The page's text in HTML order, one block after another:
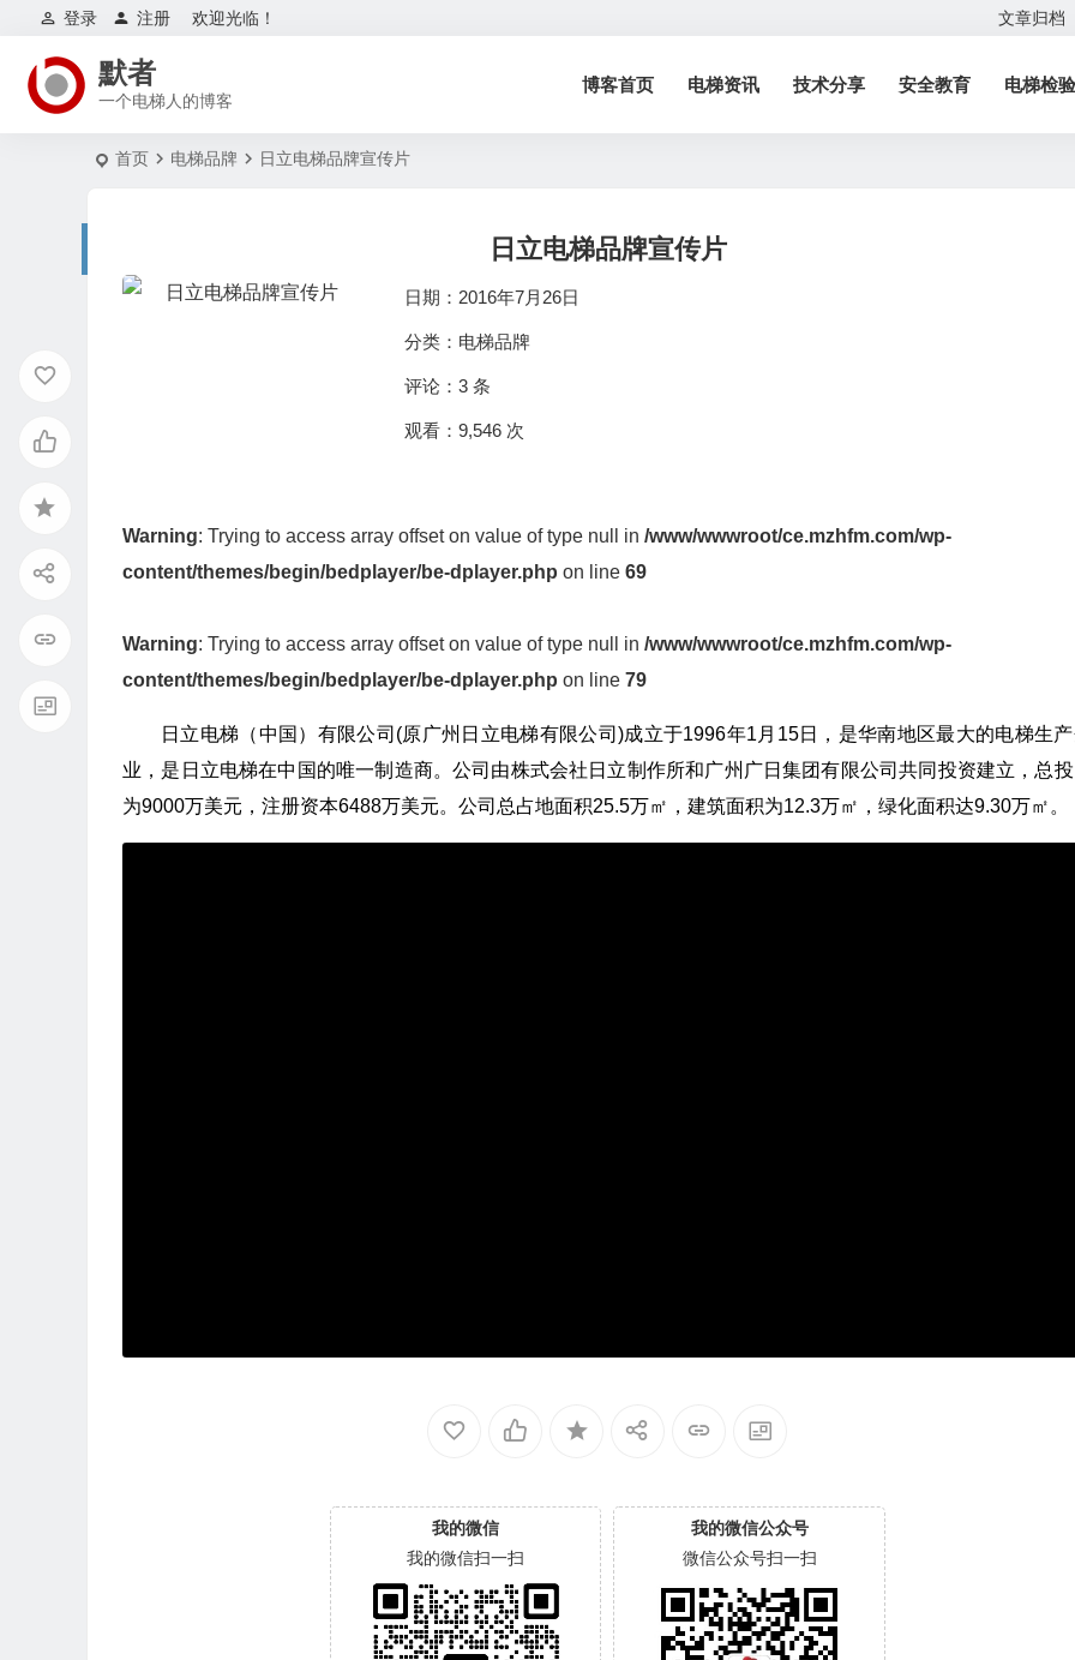
欢迎光临！
登录 注册 文章归档
默者
一个电梯人的博客
博客首页 电梯资讯 技术分享 安全教育 电梯检验
首页 电梯品牌 日立电梯品牌宣传片
日立电梯品牌宣传片
日期：2016年7月26日
分类： 电梯品牌
评论： 3 条
观看：9,546 次
Warning: Trying to access array offset on value of type null in /www/wwwroot/ce.mzhfm.com/wp-
content/themes/begin/bedplayer/be-dplayer.php on line 69
Warning: Trying to access array offset on value of type null in /www/wwwroot/ce.mzhfm.com/wp-
content/themes/begin/bedplayer/be-dplayer.php on line 79
日立电梯（中国）有限公司(原广州日立电梯有限公司)成立于1996年1月15日，是华南地区最大的电梯生
业，是日立电梯在中国的唯一制造商。公司由株式会社日立制作所和广州广日集团有限公司共同投资建立，总
为9000万美元，注册资本6488万美元。公司总占地面积25.5万㎡，建筑面积为12.3万㎡，绿化面积达9.30万㎡。
我的微信
我的微信扫一扫
我的微信公众号
微信公众号扫一扫